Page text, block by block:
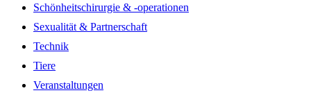
Schönheitschirurgie & -operationen
Sexualität & Partnerschaft
Technik
Tiere
Veranstaltungen